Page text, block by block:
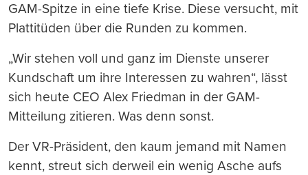
GAM-Spitze in eine tiefe Krise. Diese versucht, mit
Plattitüden über die Runden zu kommen.
„Wir stehen voll und ganz im Dienste unserer
Kundschaft um ihre Interessen zu wahren“, lässt
sich heute CEO Alex Friedman in der GAM-
Mitteilung zitieren. Was denn sonst.
Der VR-Präsident, den kaum jemand mit Namen
kennt, streut sich derweil ein wenig Asche aufs